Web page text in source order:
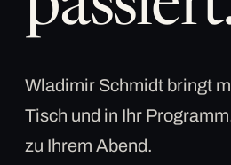
Wladimir Schmidt bringt
Tisch und in Ihr
zu Ihrem Abend.